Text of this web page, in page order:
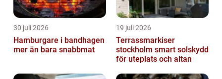
30 juli 2026
Hamburgare i bandhagen
mer än bara snabbmat
19 juli 2026
Terrassmarkiser
stockholm smart solskydd
för uteplats och altan